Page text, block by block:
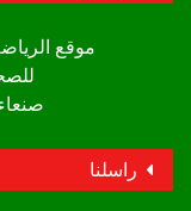
موقع
راسلنا